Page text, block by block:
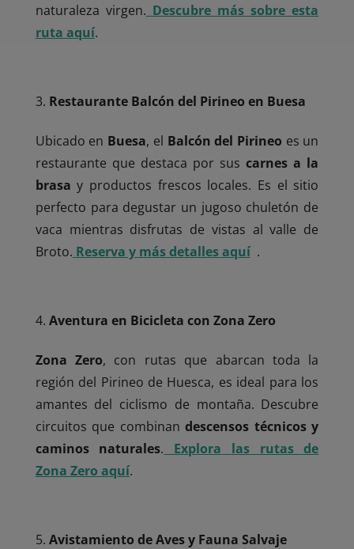
naturaleza virgen. Descubre más sobre esta
ruta aquí.
Restaurante Balcón del Pirineo en Buesa
Ubicado en Buesa, el Balcón del Pirineo es un
restaurante que destaca por suscarnes a la
brasa y productos frescos locales. Es el sitio
perfecto para degustar un jugoso chuletón de
vaca mientras disfrutas de vistas al valle de
Broto. Reserva y más detalles aquí.
Aventura en Bicicleta con Zona Zero
Zona Zero, con rutas que abarcan toda la
región del Pirineo de Huesca, es ideal para los
amantes del ciclismo de montaña. Descubre
circuitos que combinandescensos técnicos y
caminos naturales.
Explora las rutas de
Zona Zero aquí.
Avistamiento de Aves y Fauna Salvaje